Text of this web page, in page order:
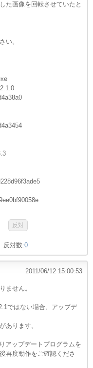
た画像を回転させていたと
い。
反対数:0
2011/06/12 15:00:53
ません。
ではない場合、アップデ
あります。
アップデートプログラムを
再度動作をご確認くださ